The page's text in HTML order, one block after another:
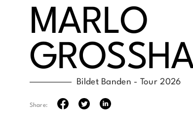
MARLO
Bildet Banden - Tour 2026
Share: